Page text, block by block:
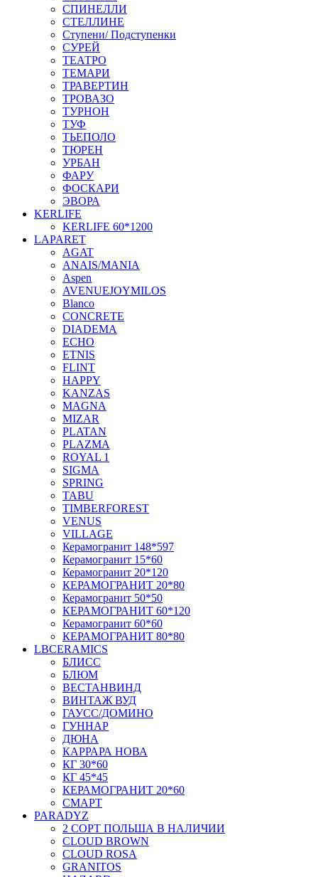
СПИНЕЛЛИ
СТЕЛЛИНЕ
Ступени/ Подступенки
СУРЕЙ
ТЕАТРО
ТЕМАРИ
ТРАВЕРТИН
ТРОВАЗО
ТУРНОН
ТУФ
ТЬЕПОЛО
ТЮРЕН
УРБАН
ФАРУ
ФОСКАРИ
ЭВОРА
KERLIFE
KERLIFE 60*1200
LAPARET
AGAT
ANAIS/MANIA
Aspen
AVENUEJOYMILOS
Blanco
CONCRETE
DIADEMA
ECHO
ETNIS
FLINT
HAPPY
KANZAS
MAGNA
MIZAR
PLATAN
PLAZMA
ROYAL 1
SIGMA
SPRING
TABU
TIMBERFOREST
VENUS
VILLAGE
Керамогранит 148*597
Керамогранит 15*60
Керамогранит 20*120
КЕРАМОГРАНИТ 20*80
Керамогранит 50*50
КЕРАМОГРАНИТ 60*120
Керамогранит 60*60
КЕРАМОГРАНИТ 80*80
LBCERAMICS
БЛИСС
БЛЮМ
ВЕСТАНВИНД
ВИНТАЖ ВУД
ГАУСС/ДОМИНО
ГУННАР
ДЮНА
КАРРАРА НОВА
КГ 30*60
КГ 45*45
КЕРАМОГРАНИТ 20*60
СМАРТ
PARADYZ
2 СОРТ ПОЛЬША В НАЛИЧИИ
CLOUD BROWN
CLOUD ROSA
GRANITOS